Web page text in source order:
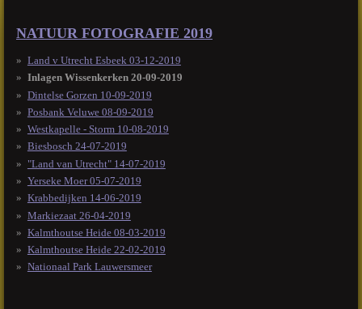
NATUUR FOTOGRAFIE 2019
Land v Utrecht Esbeek 03-12-2019
Inlagen Wissenkerken 20-09-2019
Dintelse Gorzen 10-09-2019
Posbank Veluwe 08-09-2019
Westkapelle - Storm 10-08-2019
Biesbosch 24-07-2019
"Land van Utrecht" 14-07-2019
Yerseke Moer 05-07-2019
Krabbedijken 14-06-2019
Markiezaat 26-04-2019
Kalmthoutse Heide 08-03-2019
Kalmthoutse Heide 22-02-2019
Nationaal Park Lauwersmeer